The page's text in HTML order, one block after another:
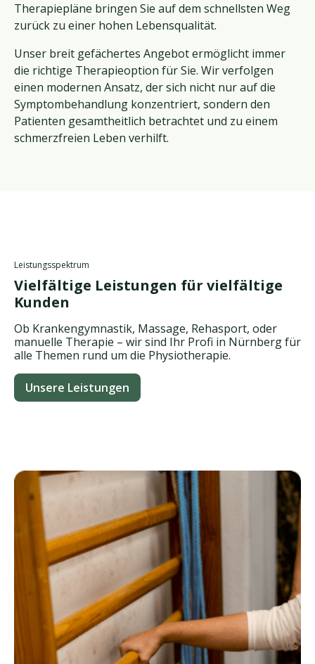
Therapiepläne bringen Sie auf dem schnellsten Weg
zurück zu einer hohen Lebensqualität.
Unser breit gefächertes Angebot ermöglicht immer
die richtige Therapieoption für Sie. Wir verfolgen
einen modernen Ansatz, der sich nicht nur auf die
Symptombehandlung konzentriert, sondern den
Patienten gesamtheitlich betrachtet und zu einem
schmerzfreien Leben verhilft.
Leistungsspektrum
Vielfältige Leistungen für vielfältige
Kunden
Ob Krankengymnastik, Massage, Rehasport, oder
manuelle Therapie – wir sind Ihr Profi in Nürnberg für
alle Themen rund um die Physiotherapie.
Unsere Leistungen